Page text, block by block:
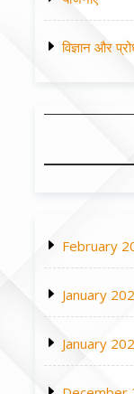
विज्ञान और
February
January
January